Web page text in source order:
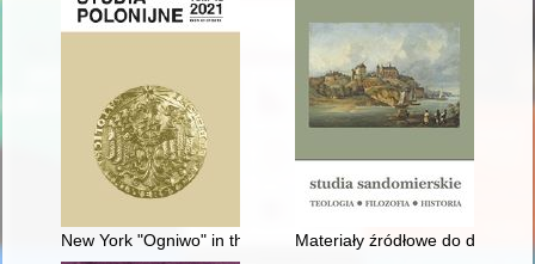
New York "Ogniwo" in the years 1879-1881
Materiały źródłowe do